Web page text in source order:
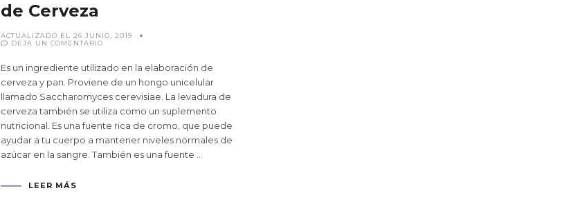
de Cerveza
ACTUALIZADO EL 26 JUNIO, 2019
DEJA UN COMENTARIOEN
LA
LEVADURA
DE
CERVEZA
Es un ingrediente utilizado en la elaboración de
cerveza y pan. Proviene de un hongo unicelular
llamado Saccharomyces cerevisiae. La levadura de
cerveza también se utiliza como un suplemento
nutricional. Es una fuente rica de cromo, que puede
ayudar a tu cuerpo a mantener niveles normales de
azúcar en la sangre. También es una fuente …
LEER MÁS